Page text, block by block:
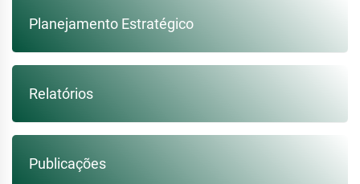
Planejamento Estratégico
Relatórios
Publicações